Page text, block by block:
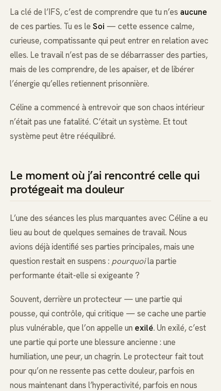
La clé de l’IFS, c’est de comprendre que tu n’es aucune
de ces parties. Tu es le Soi — cette essence calme,
curieuse, compatissante qui peut entrer en relation avec
elles. Le travail n’est pas de se débarrasser des parties,
mais de les comprendre, de les apaiser, et de libérer
l’énergie qu’elles retiennent prisonnière.
Céline a commencé à entrevoir que son chaos intérieur
n’était pas une fatalité. C’était un système. Et tout
système peut être rééquilibré.
Le moment où j’ai rencontré celle qui
protégeait ma douleur
L’une des séances les plus marquantes avec Céline a eu
lieu au bout de quelques semaines de travail. Nous
avions déjà identifié ses parties principales, mais une
question restait en suspens : pourquoila partie
performante était-elle si exigeante ?
Souvent, derrière un protecteur — une partie qui
pousse, qui contrôle, qui critique — se cache une partie
plus vulnérable, que l’on appelle un exilé. Un exilé, c’est
une partie qui porte une blessure ancienne : une
humiliation, une peur, un chagrin. Le protecteur fait tout
pour qu’on ne ressente pas cette douleur, parfois en
nous maintenant dans l’hyperactivité, parfois en nous